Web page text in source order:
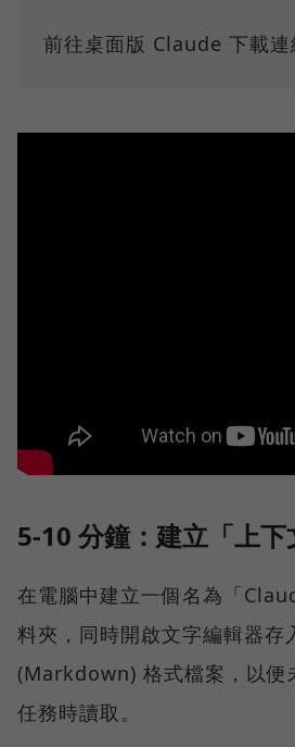
前往桌面版 Claude 下載連
5-10 分鐘：建立「上下
在電腦中建立一個名為「
料夾，同時開啟文字編輯器
(Markdown) 格式檔案，以便
任務時讀取。